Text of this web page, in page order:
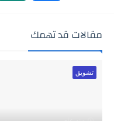
مقالات قد تهمك
تشويق